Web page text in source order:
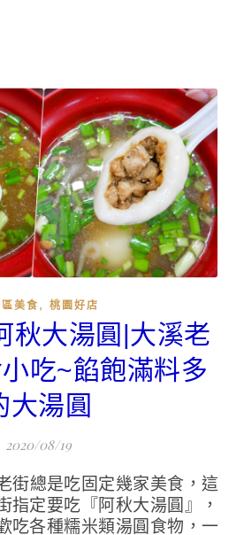
美食 , 桃園好店
秋大湯圓|大溪老
吃~餡飽滿料多
大湯圓
2020/08/19
指定要吃『阿秋大湯圓』，
吃各種糯米類湯圓食物，一